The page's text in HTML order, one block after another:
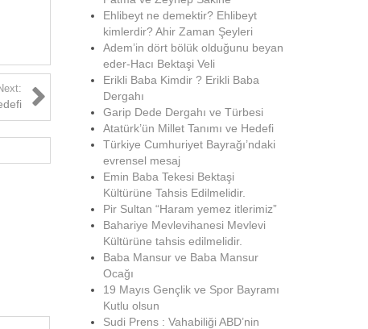
Ehlibeyt ne demektir? Ehlibeyt
kimlerdir? Ahir Zaman Şeyleri
Adem’in dört bölük olduğunu beyan
eder-Hacı Bektaşi Veli
Erikli Baba Kimdir ? Erikli Baba
Dergahı
Garip Dede Dergahı ve Türbesi
Atatürk’ün Millet Tanımı ve Hedefi
Türkiye Cumhuriyet Bayrağı’ndaki
evrensel mesaj
Emin Baba Tekesi Bektaşi
Kültürüne Tahsis Edilmelidir.
Pir Sultan “Haram yemez itlerimiz”
Bahariye Mevlevihanesi Mevlevi
Kültürüne tahsis edilmelidir.
Baba Mansur ve Baba Mansur
Ocağı
19 Mayıs Gençlik ve Spor Bayramı
Kutlu olsun
Sudi Prens : Vahabiliği ABD’nin